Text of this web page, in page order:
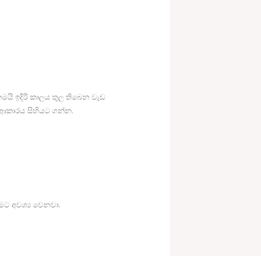
ඉදිරි කාලය තුල තිබෙන වැඩ
සිහියට ගන්න.
අවශ්‍ය වෙනවා.